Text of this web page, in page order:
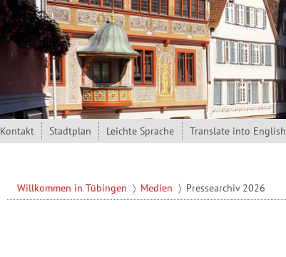
Kontakt Stadtplan Leichte Sprache Translate into English
Willkommen in Tübingen Medien Pressearchiv 2026